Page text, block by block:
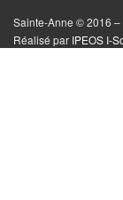
Facebook
Sainte-Anne © 2016 –
Réalisé par IPEOS I-